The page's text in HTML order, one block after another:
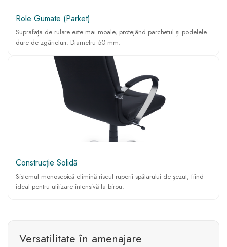
Role Gumate (Parket)
Suprafața de rulare este mai moale, protejând parchetul și podelele
dure de zgârieturi. Diametru 50 mm.
Construcție Solidă
Sistemul monoscoică elimină riscul ruperii spătarului de șezut, fiind
ideal pentru utilizare intensivă la birou.
Versatilitate în amenajare